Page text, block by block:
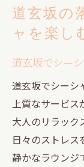
道玄坂の
ャを楽し
道玄坂でシー
道玄坂でシーシ
上質なサービ
大人のリラック
日々のストレス
静かなラウンジ